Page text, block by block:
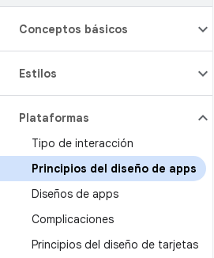
Conceptos básicos
Estilos
Plataformas
Tipo de interacción
Principios del diseño de apps
Diseños de apps
Complicaciones
Principios del diseño de tarjetas